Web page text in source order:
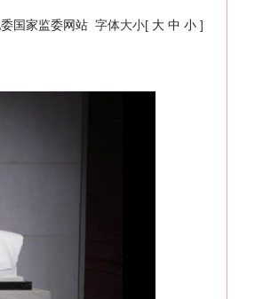
国家监委网站 字体大小[ 大 中 小 ]